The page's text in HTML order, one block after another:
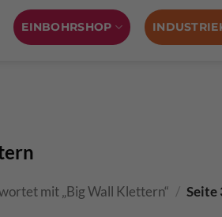
EINBOHRSHOP
mit „Big Wall Klettern“ / Seite